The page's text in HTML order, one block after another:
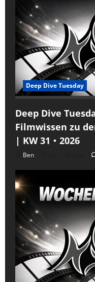
Deep Dive Tuesday
Deep Dive
Filmwissen zu
| KW 31・2026
Ben